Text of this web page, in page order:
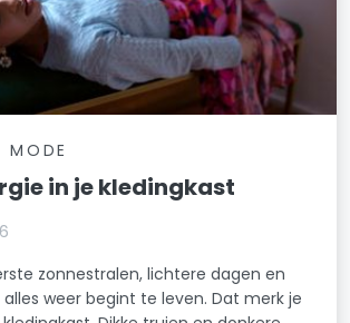
MODE
in je kledingkast
zonnestralen, lichtere dagen en
weer begint te leven. Dat merk je